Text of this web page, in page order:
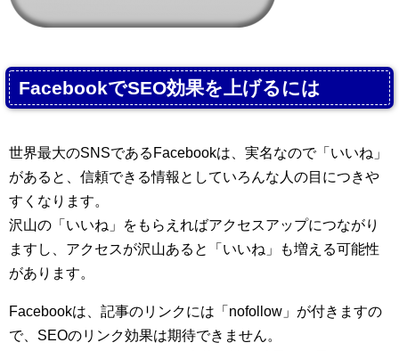
FacebookでSEO効果を上げるには
世界最大のSNSであるFacebookは、実名なので「いいね」
があると、信頼できる情報としていろんな人の目につきや
すくなります。
沢山の「いいね」をもらえればアクセスアップにつながり
ますし、アクセスが沢山あると「いいね」も増える可能性
があります。
Facebookは、記事のリンクには「nofollow」が付きますの
で、SEOのリンク効果は期待できません。